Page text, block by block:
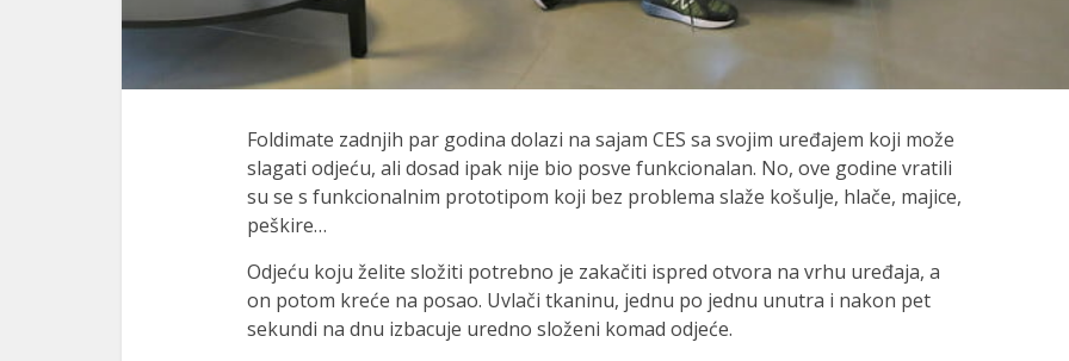
Foldimate zadnjih par godina dolazi na sajam CES sa svojim uređajem koji može
slagati odjeću, ali dosad ipak nije bio posve funkcionalan. No, ove godine vratili
su se s funkcionalnim prototipom koji bez problema slaže košulje, hlače, majice,
peškire…
Odjeću koju želite složiti potrebno je zakačiti ispred otvora na vrhu uređaja, a
on potom kreće na posao. Uvlači tkaninu, jednu po jednu unutra i nakon pet
sekundi na dnu izbacuje uredno složeni komad odjeće.